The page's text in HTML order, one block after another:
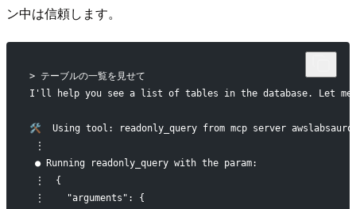
ン中は信頼します。
> テーブルの一覧を見せて
I'll help you see a list of tables in the database. Let me
🛠️  Using tool: readonly_query from mcp server
⋮
● Running readonly_query with the param:
⋮  {
⋮    "arguments": {